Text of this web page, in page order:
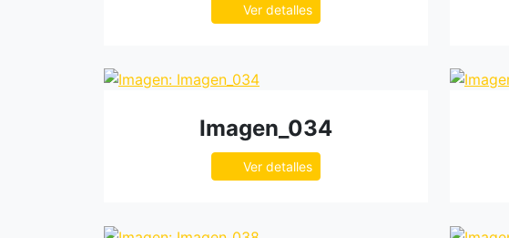
Ver detalles
Imagen_034
Ver detalles